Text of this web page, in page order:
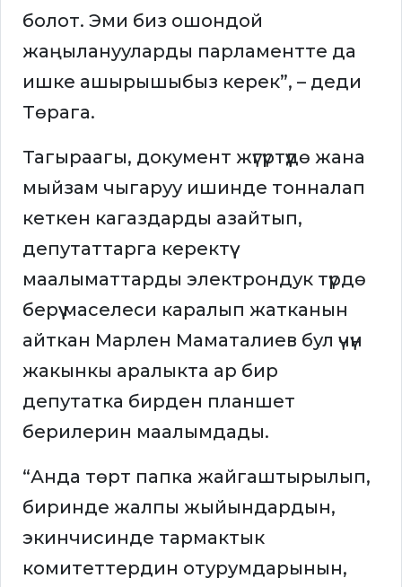
болот. Эми биз ошондой
жаңыланууларды парламентте да
ишке ашырышыбыз керек”, – деди
Төрага.
Тагыраагы, документ жүгүртүүдө жана
мыйзам чыгаруу ишинде тонналап
кеткен кагаздарды азайтып,
депутаттарга керектүү
маалыматтарды электрондук түрдө
берүү маселеси каралып жатканын
айткан Марлен Маматалиев бул үчүн
жакынкы аралыкта ар бир
депутатка бирден планшет
берилерин маалымдады.
“Анда төрт папка жайгаштырылып,
биринде жалпы жыйындардын,
экинчисинде тармактык
комитеттердин отурумдарынын,